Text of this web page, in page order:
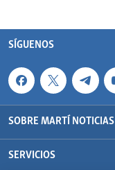
SÍGUENOS
SOBRE MARTÍ NOTICIAS
SERVICIOS